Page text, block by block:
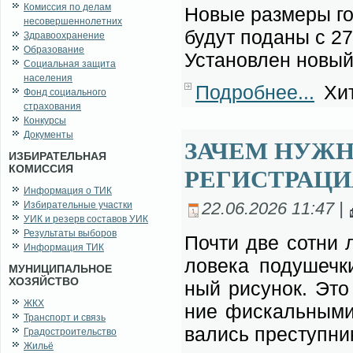
Комиссия по делам
несовершеннолетних
Здравоохранение
Образование
Социальная защита
населения
Фонд социального
страхования
Конкурсы
Документы
ИЗБИРАТЕЛЬНАЯ
КОМИССИЯ
Информация о ТИК
Избирательные участки
УИК и резерв составов УИК
Результаты выборов
Информация ТИК
МУНИЦИПАЛЬНОЕ
ХОЗЯЙСТВО
ЖКХ
Транспорт и связь
Градостроительство
Жильё
Но­вые раз­ме­ры
бу­дут по­да­ны с
Уста­нов­лен
Подробнее...
ЗАЧЕМ
22.06.2026 11:47 |
По­чти две сот­ни
ло­ве­ка
ный ри­су­нок.
ние
ва­лись